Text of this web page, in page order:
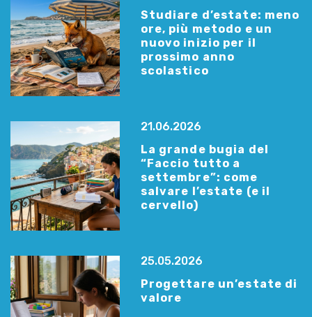
Studiare d’estate: meno
ore, più metodo e un
nuovo inizio per il
prossimo anno
scolastico
21.06.2026
La grande bugia del
“Faccio tutto a
settembre”: come
salvare l’estate (e il
cervello)
25.05.2026
Progettare un’estate di
valore